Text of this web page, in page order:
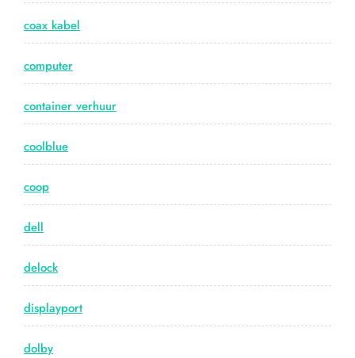
coax kabel
computer
container verhuur
coolblue
coop
dell
delock
displayport
dolby